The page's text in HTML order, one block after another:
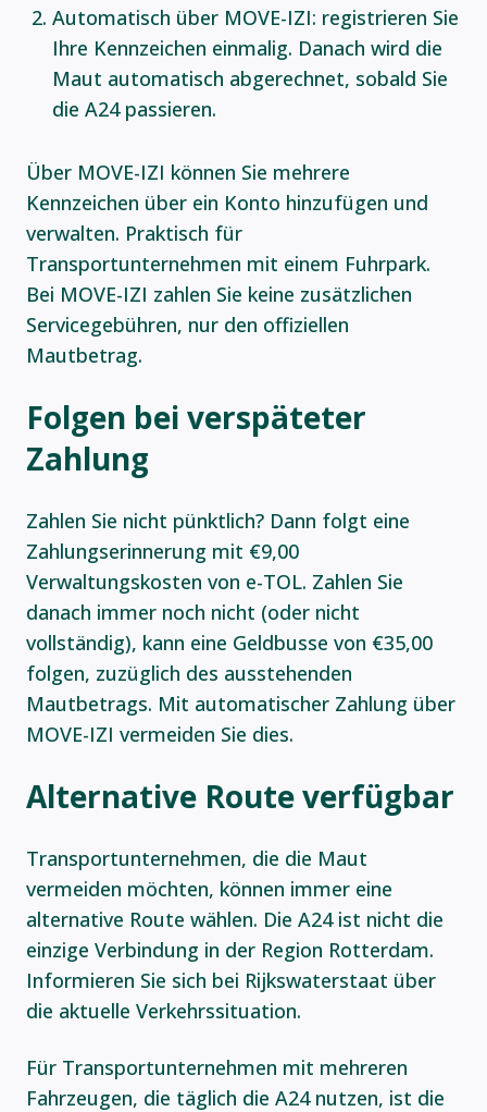
Automatisch über MOVE-IZI: registrieren Sie
Ihre Kennzeichen einmalig. Danach wird die
Maut automatisch abgerechnet, sobald Sie
die A24 passieren.
Über MOVE-IZI können Sie mehrere
Kennzeichen über ein Konto hinzufügen und
verwalten. Praktisch für
Transportunternehmen mit einem Fuhrpark.
Bei MOVE-IZI zahlen Sie keine zusätzlichen
Servicegebühren, nur den offiziellen
Mautbetrag.
Folgen bei verspäteter
Zahlung
Zahlen Sie nicht pünktlich? Dann folgt eine
Zahlungserinnerung mit €9,00
Verwaltungskosten von e-TOL. Zahlen Sie
danach immer noch nicht (oder nicht
vollständig), kann eine Geldbusse von €35,00
folgen, zuzüglich des ausstehenden
Mautbetrags. Mit automatischer Zahlung über
MOVE-IZI vermeiden Sie dies.
Alternative Route verfügbar
Transportunternehmen, die die Maut
vermeiden möchten, können immer eine
alternative Route wählen. Die A24 ist nicht die
einzige Verbindung in der Region Rotterdam.
Informieren Sie sich bei Rijkswaterstaat über
die aktuelle Verkehrssituation.
Für Transportunternehmen mit mehreren
Fahrzeugen, die täglich die A24 nutzen, ist die